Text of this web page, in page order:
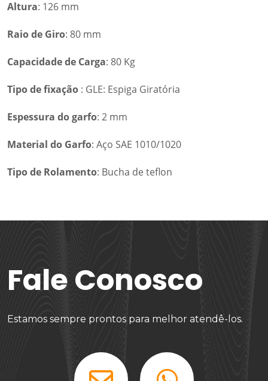
Altura: 126 mm
Raio de Giro: 80 mm
Capacidade de Carga: 80 Kg
Tipo de fixação : GLE: Espiga Giratória
Espessura do garfo: 2 mm
Material do Garfo: Aço SAE 1010/1020
Tipo de Rolamento: Bucha de teflon
Fale Conosco
Estamos sempre prontos para melhor atendê-los.